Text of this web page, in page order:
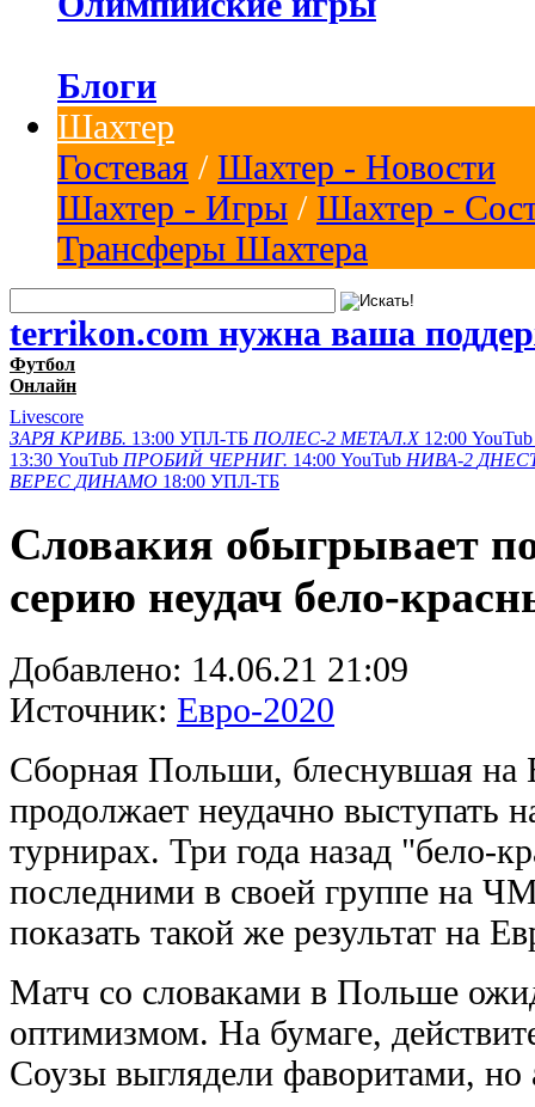
Блоги
Шахтер
Гостевая / Шахтер - Новости
Шахтер - Игры / Шахтер -
Трансферы Шахтера
terrikon.com нужна ваша
Футбол
Онлайн
Livescore
ЗАРЯ КРИВБ. 13:00 УПЛ-ТБ ПОЛЕС-2 МЕТАЛ.Х 12:00 YouTub
13:30 YouTub ПРОБИЙ ЧЕРНИГ. 14:00 YouTub НИВА-2
ВЕРЕС ДИНАМО 18:00 УПЛ-ТБ
Словакия обыгрывает
серию неудач бело-
Добавлено: 14.06.21 21:09
Источник: Евро-2020
Сборная Польши, блеснувшая на
продолжает неудачно выступать
турнирах. Три года назад "бело-
последними в своей группе на
показать такой же результат на
Матч со словаками в Польше
оптимизмом. На бумаге,
Соузы выглядели фаворитами, но